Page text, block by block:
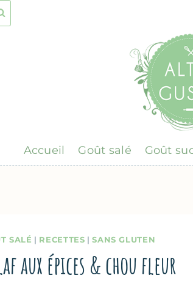
Accueil Goût salé Goût
SALÉ | RECETTES |SANS GLUTEN
aux épices & chou fleur